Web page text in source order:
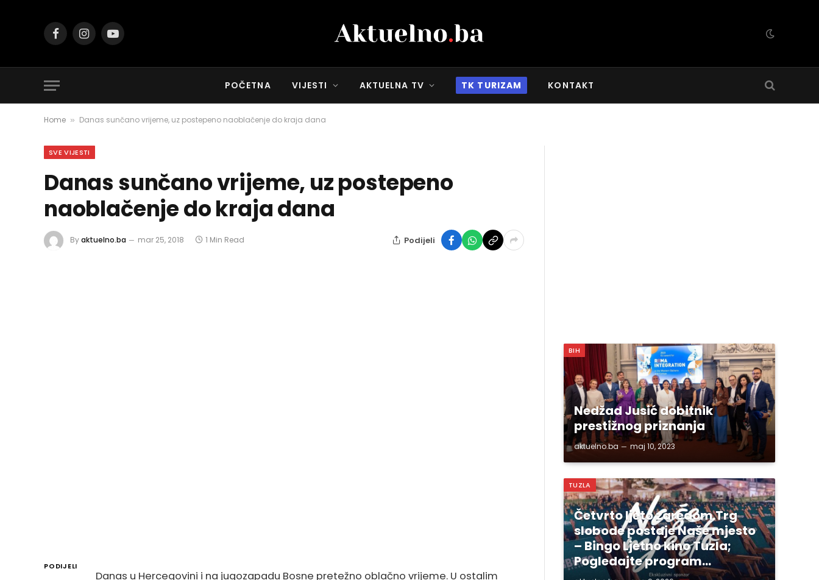
FacebookInstagramYouTube
POČETNA VIJESTI AKTUELNA TV TK TURIZAM KONTAKT
Home » Danas sunčano vrijeme, uz postepeno naoblačenje do kraja dana
SVE VIJESTI
Danas sunčano vrijeme, uz postepeno
naoblačenje do kraja dana
Byaktuelno.ba mar 25, 2018 1 Min Read Podijeli
PODIJELI
Danas u Hercegovini i na jugozapadu Bosne pretežno oblačno vrijeme. U ostalim
BIH
Nedžad Jusić dobitnik
prestižnog priznanja
aktuelno.ba maj 10, 2023
TUZLA
Četvrto ljeto zaredom Trg
slobode postaje Naše mjesto
– Bingo Ljetno kino Tuzla;
Pogledajte program…